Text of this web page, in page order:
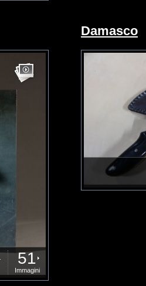
51
Immagini
Damasco